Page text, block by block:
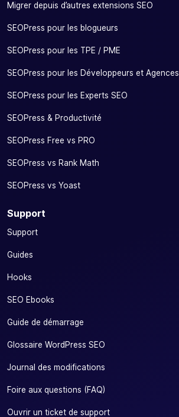
Migrer depuis d’autres extensions SEO
SEOPress pour les blogueurs
SEOPress pour les TPE / PME
SEOPress pour les Développeurs et Agences
SEOPress pour les Experts SEO
SEOPress & Productivité
SEOPress Free vs PRO
SEOPress vs Rank Math
SEOPress vs Yoast
Support
Support
Guides
Hooks
SEO Ebooks
Guide de démarrage
Glossaire WordPress SEO
Journal des modifications
Foire aux questions (FAQ)
Ouvrir un ticket de support